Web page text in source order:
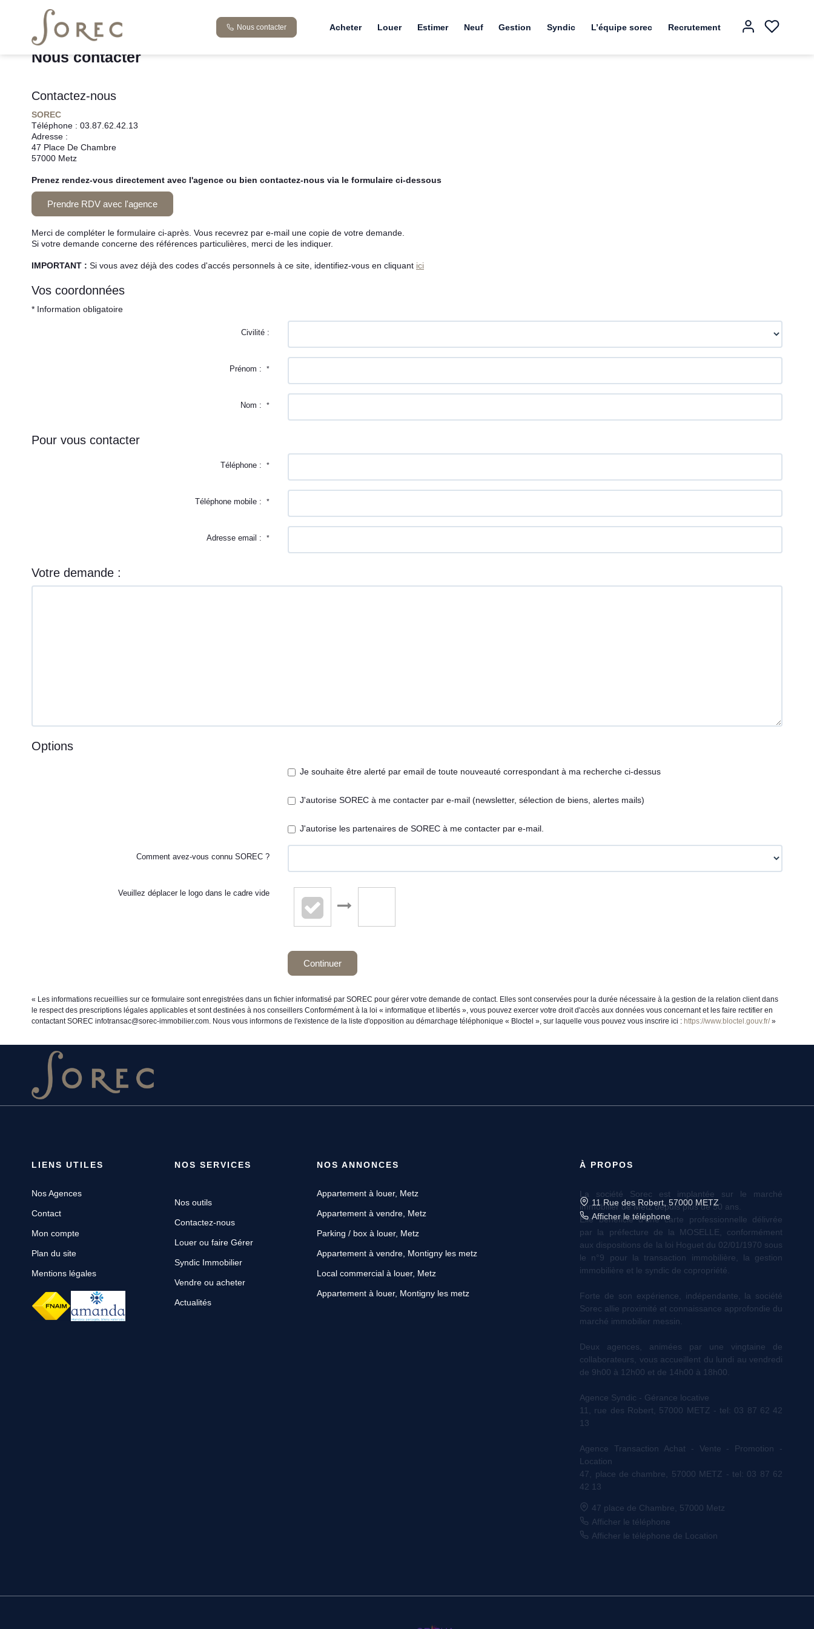
Nous contacter Acheter Louer Estimer Neuf Gestion Syndic L’équipe sorec Recrutement
Nous contacter
Contactez-nous
SOREC
Téléphone : 03.87.62.42.13
Adresse :
47 Place De Chambre
57000 Metz
Prenez rendez-vous directement avec l'agence ou bien contactez-nous via le formulaire ci-dessous
Prendre RDV avec l'agence
Merci de compléter le formulaire ci-après. Vous recevrez par e-mail une copie de votre demande.
Si votre demande concerne des références particulières, merci de les indiquer.
IMPORTANT : Si vous avez déjà des codes d'accés personnels à ce site, identifiez-vous en cliquant ici
Vos coordonnées
* Information obligatoire
Civilité :
Prénom :*
Nom :*
Pour vous contacter
Téléphone :*
Téléphone mobile :*
Adresse email :*
Votre demande :
Options
Je souhaite être alerté par email de toute nouveauté correspondant à ma recherche ci-dessus
J'autorise SOREC à me contacter par e-mail (newsletter, sélection de biens, alertes mails)
J'autorise les partenaires de SOREC à me contacter par e-mail.
Comment avez-vous connu SOREC ?
Veuillez déplacer le logo dans le cadre vide
Continuer
« Les informations recueillies sur ce formulaire sont enregistrées dans un fichier informatisé par SOREC pour gérer votre demande de contact. Elles sont conservées pour la durée nécessaire à la gestion de la relation client dans
le respect des prescriptions légales applicables et sont destinées à nos conseillers Conformément à la loi « informatique et libertés », vous pouvez exercer votre droit d'accès aux données vous concernant et les faire rectifier en
contactant SOREC infotransac@sorec-immobilier.com. Nous vous informons de l'existence de la liste d'opposition au démarchage téléphonique « Bloctel », sur laquelle vous pouvez vous inscrire ici : https://www.bloctel.gouv.fr/»
LIENS UTILES
Nos Agences
Contact
Mon compte
Plan du site
Mentions légales
NOS SERVICES
Nos outils
Contactez-nous
Louer ou faire Gérer
Syndic Immobilier
Vendre ou acheter
Actualités
NOS ANNONCES
Appartement à louer, Metz
Appartement à vendre, Metz
Parking / box à louer, Metz
Appartement à vendre, Montigny les metz
Local commercial à louer, Metz
Appartement à louer, Montigny les metz
À PROPOS
11 Rue des Robert, 57000 METZ
Afficher le téléphone